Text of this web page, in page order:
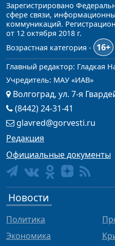
Зарегистрировано
сфере связи,
коммуникаций.
от 12 октября 2018 г.
Возрастная категория -
16+
Главный редактор: Гладкая
Учредитель: МАУ «ИАВ»
Волгоград, ул. 7-я
(8442) 24-31-41
glavred@gorvesti.ru
Редакция
Официальные документы
Новости
Политика
Экономика